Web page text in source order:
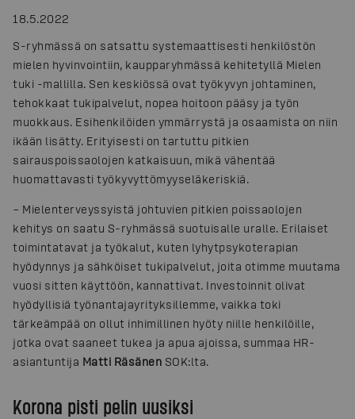
18.5.2022
S-ryhmässä on satsattu systemaattisesti henkilöstön
mielen hyvinvointiin, kaupparyhmässä kehitetyllä Mielen
tuki -mallilla. Sen keskiössä ovat työkyvyn johtaminen,
tehokkaat tukipalvelut, nopea hoitoon pääsy ja työn
muokkaus. Esihenkilöiden ymmärrystä ja osaamista on niin
ikään lisätty. Erityisesti on tartuttu pitkien
sairauspoissaolojen katkaisuun, mikä vähentää
huomattavasti työkyvyttömyyseläkeriskiä.
– Mielenterveyssyistä johtuvien pitkien poissaolojen
kehitys on saatu S-ryhmässä suotuisalle uralle. Erilaiset
toimintatavat ja työkalut, kuten lyhytpsykoterapian
hyödynnys ja sähköiset tukipalvelut, joita otimme muutama
vuosi sitten käyttöön, kannattivat. Investoinnit olivat
hyödyllisiä työnantajayrityksillemme, vaikka toki
tärkeämpää on ollut inhimillinen hyöty niille henkilöille,
jotka ovat saaneet tukea ja apua ajoissa, summaa HR-
asiantuntija Matti Räsänen SOK:lta.
Korona pisti pelin uusiksi